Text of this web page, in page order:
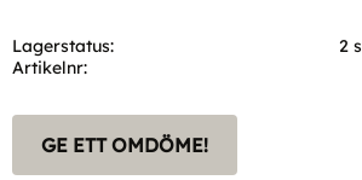
Lagerstatus
2
Artikelnr
GE ETT OMDÖME!